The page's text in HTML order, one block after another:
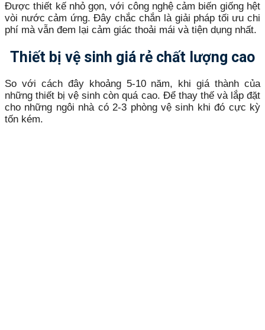
Được thiết kế nhỏ gọn, với công nghệ cảm biến giống hệt
vòi nước cảm ứng. Đây chắc chắn là giải pháp tối ưu chi
phí mà vẫn đem lại cảm giác thoải mái và tiện dụng nhất.
Thiết bị vệ sinh giá rẻ chất lượng cao
So với cách đây khoảng 5-10 năm, khi giá thành của
những thiết bị vệ sinh còn quá cao. Để thay thế và lắp đặt
cho những ngôi nhà có 2-3 phòng vệ sinh khi đó cực kỳ
tốn kém.